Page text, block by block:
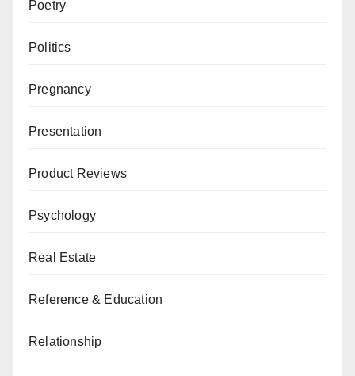
Poetry
Politics
Pregnancy
Presentation
Product Reviews
Psychology
Real Estate
Reference & Education
Relationship